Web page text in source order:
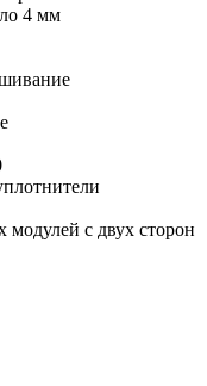
4 мм
с двух сторон